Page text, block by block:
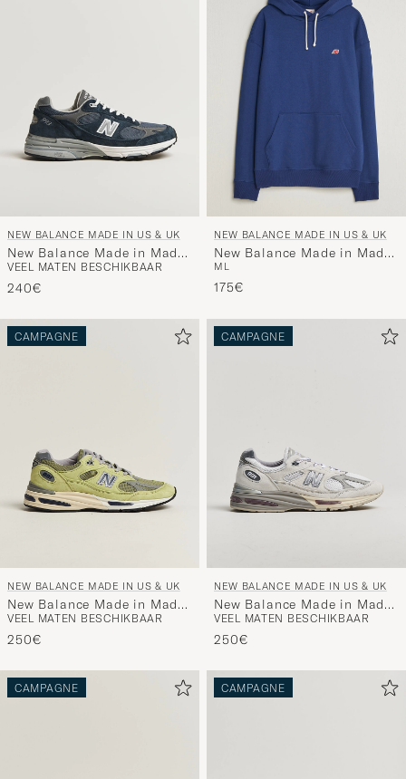
NEW BALANCE MADE IN US & UK
New Balance Made in Made
In USA 993 Sneakers Navy
VEEL MATEN BESCHIKBAAR
240€
NEW BALANCE MADE IN US & UK
New Balance Made in Made
In USA Core Hoodie Blue
Oyster
M L
175€
CAMPAGNE
NEW BALANCE MADE IN US & UK
New Balance Made in Made
in UK 991v2 Green Banana
VEEL MATEN BESCHIKBAAR
250€
CAMPAGNE
NEW BALANCE MADE IN US & UK
New Balance Made in Made
in UK 991v2 Wind Chime
VEEL MATEN BESCHIKBAAR
250€
CAMPAGNE CAMPAGNE